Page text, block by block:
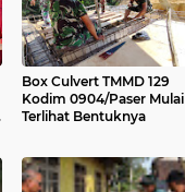
Box Culvert TMMD 129
Kodim 0904/Paser Mulai
Terlihat Bentuknya